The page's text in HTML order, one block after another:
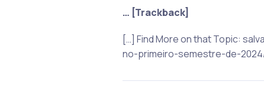
… [Trackback]
[…] Find More on that Topic:
no-primeiro-semestre-de-